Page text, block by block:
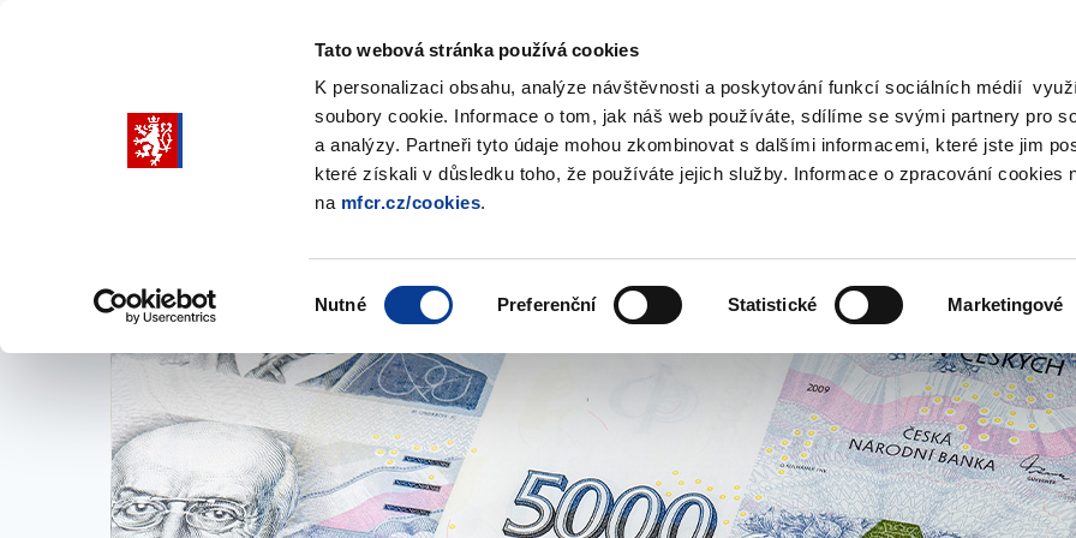
Tato webová stránka používá cookies
K personalizaci obsahu, analýze návštěvnosti a poskytování funkcí sociálních médií
soubory cookie. Informace o tom, jak náš web používáte, sdílíme se svými partnery pro
a analýzy. Partneři tyto údaje mohou zkombinovat s dalšími informacemi, které jste jim
které získali v důsledku toho, že používáte jejich služby. Informace o zpracování cookies
na mfcr.cz/cookies.
Nutné Preferenční Statistické Marketingové
Vyhledat
našeptaných
submenu
submenu
politika
submenu
submenu
účetnictví